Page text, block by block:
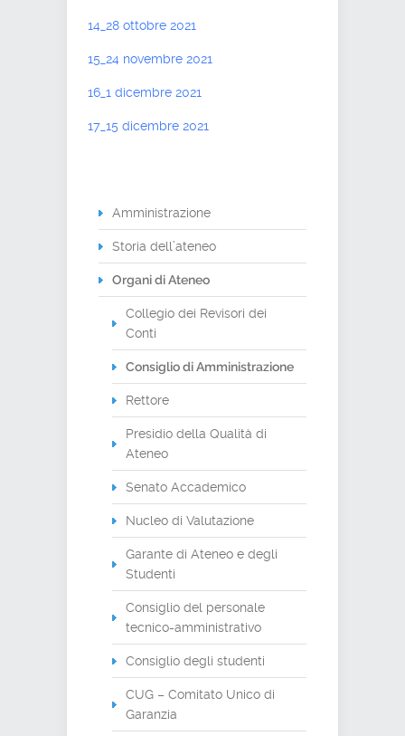
14_28 ottobre 2021
15_24 novembre 2021
16_1 dicembre 2021
17_15 dicembre 2021
Amministrazione
Storia dell’ateneo
Organi di Ateneo
Collegio dei Revisori dei
Conti
Consiglio di Amministrazione
Rettore
Presidio della Qualità di
Ateneo
Senato Accademico
Nucleo di Valutazione
Garante di Ateneo e degli
Studenti
Consiglio del personale
tecnico-amministrativo
Consiglio degli studenti
CUG – Comitato Unico di
Garanzia